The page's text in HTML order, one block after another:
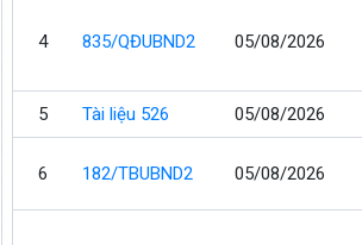
4 835/QĐUBND2 05/08/2026
5 Tài liệu 526 05/08/2026
6 182/TBUBND2 05/08/2026